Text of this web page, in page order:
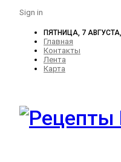
Sign in
ПЯТНИЦА, 7
Главная
Контакты
Лента
Карта